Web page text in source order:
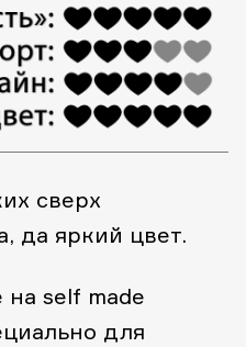
сверх
да яркий цвет.
self made
для